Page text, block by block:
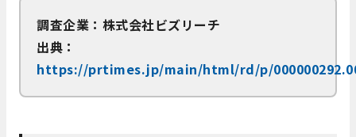
調査企業：株式会社ビズリーチ
出典：
https://prtimes.jp/main/html/rd/p/